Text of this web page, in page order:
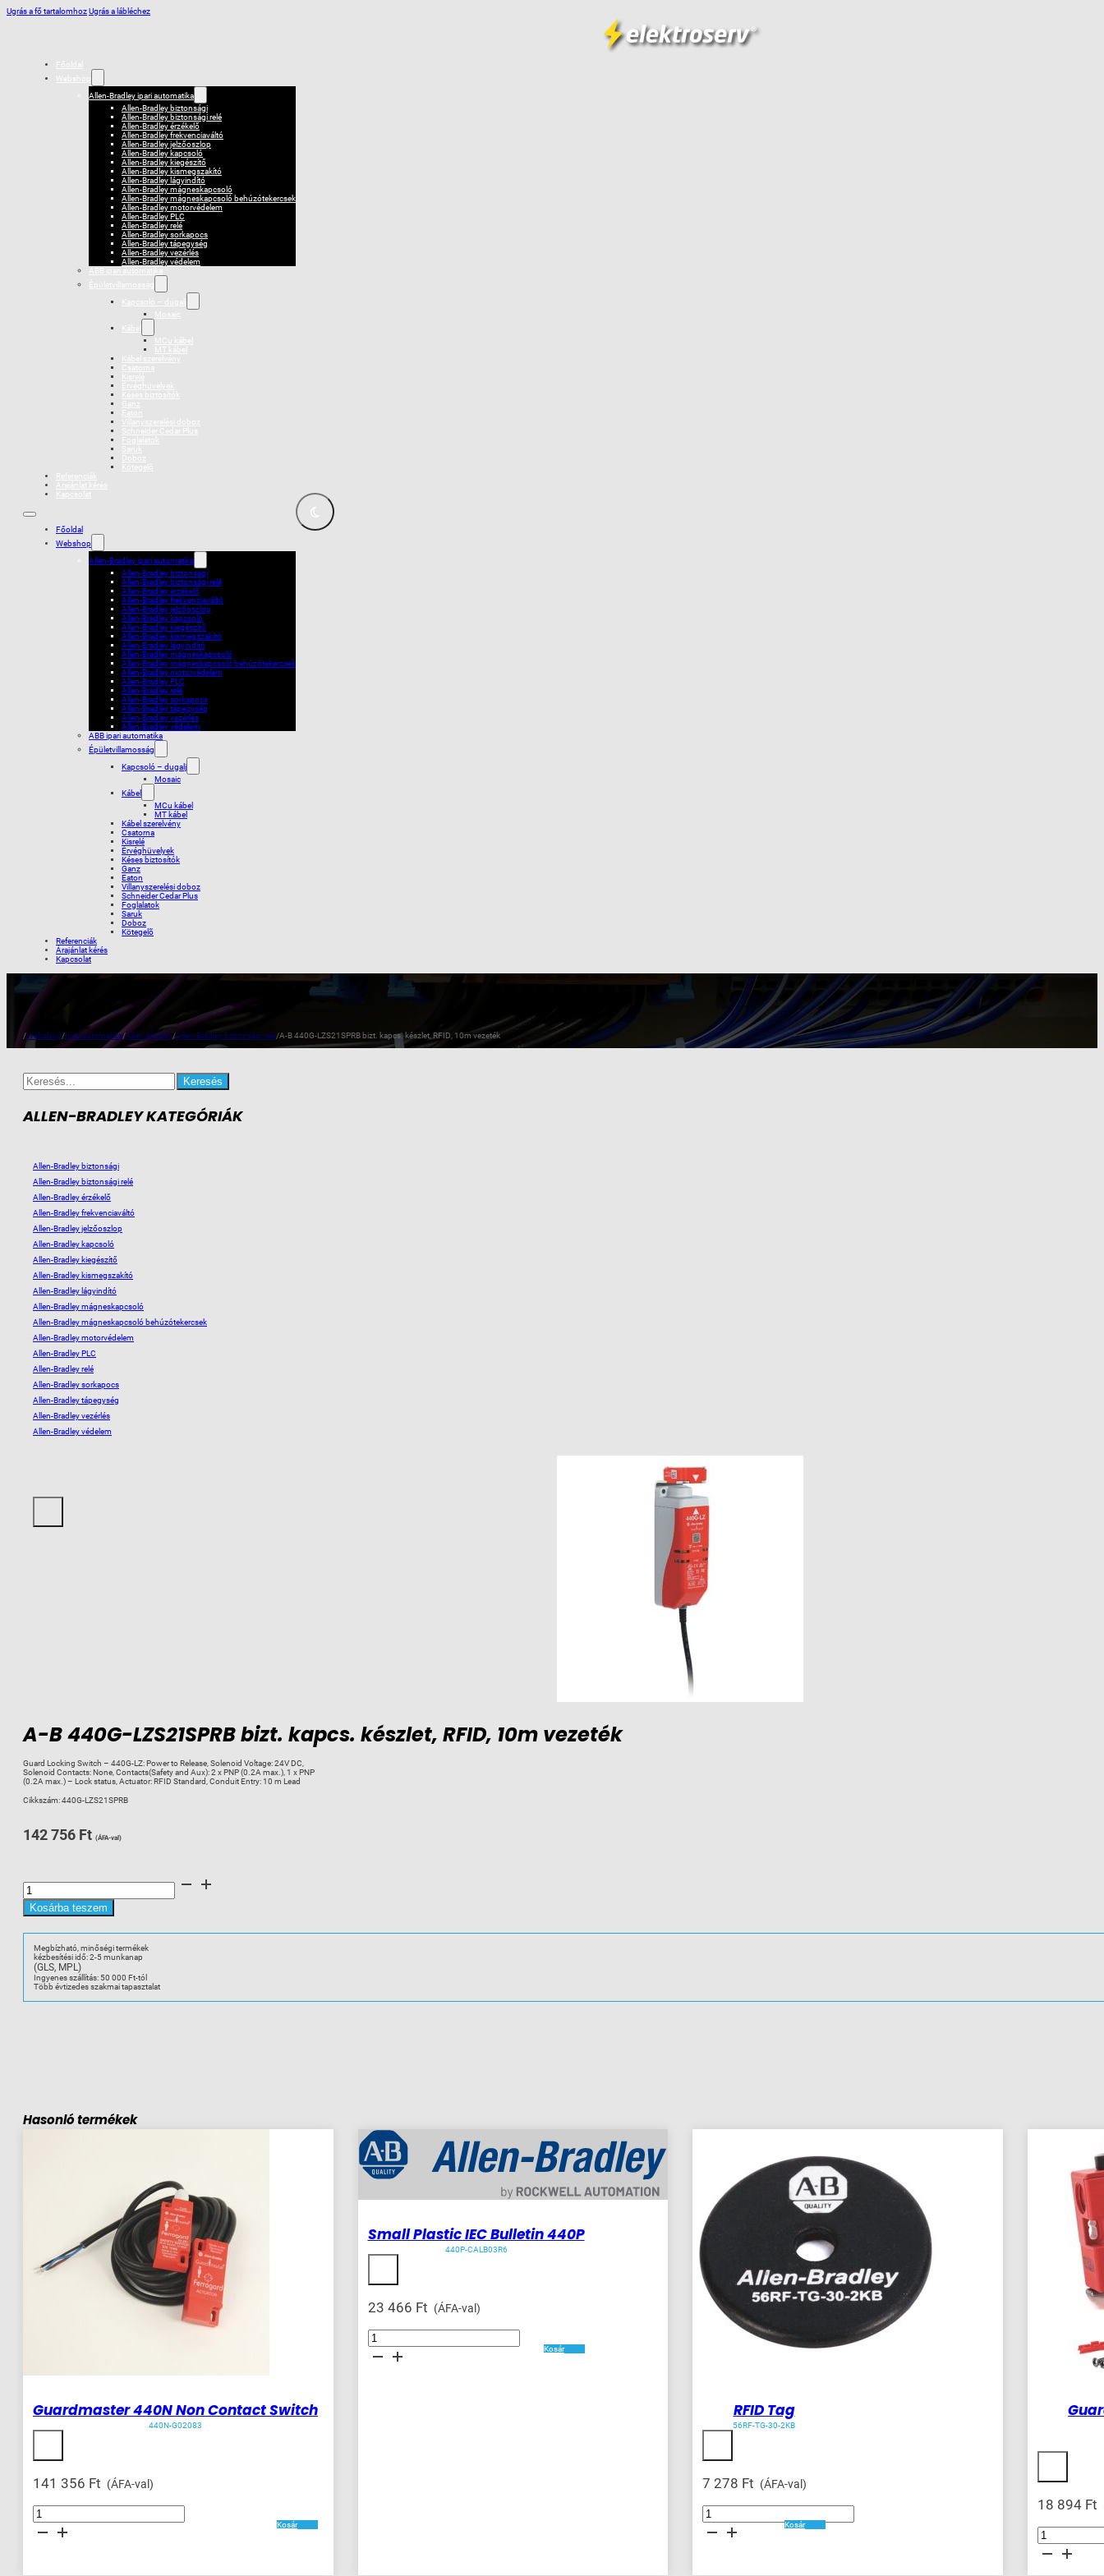
Ugrás a fő tartalomhozUgrás a lábléchez
Főoldal
Webshop
Allen-Bradley ipari automatika
Allen-Bradley biztonsági
Allen-Bradley biztonsági relé
Allen-Bradley érzékelő
Allen-Bradley frekvenciaváltó
Allen-Bradley jelzőoszlop
Allen-Bradley kapcsoló
Allen-Bradley kiegészítő
Allen-Bradley kismegszakító
Allen-Bradley lágyindító
Allen-Bradley mágneskapcsoló
Allen-Bradley mágneskapcsoló behúzótekercsek
Allen-Bradley motorvédelem
Allen-Bradley PLC
Allen-Bradley relé
Allen-Bradley sorkapocs
Allen-Bradley tápegység
Allen-Bradley vezérlés
Allen-Bradley védelem
ABB ipari automatika
Épületvillamosság
Kapcsoló – dugalj
Mosaic
Kábel
MCu kábel
MT kábel
Kábel szerelvény
Csatorna
Kisrelé
Érvéghüvelyek
Késes biztosítók
Ganz
Eaton
Villanyszerelési doboz
Schneider Cedar Plus
Foglalatok
Saruk
Doboz
Kötegelõ
Referenciák
Árajánlat kérés
Kapcsolat
Főoldal
Webshop
Allen-Bradley ipari automatika
Allen-Bradley biztonsági
Allen-Bradley biztonsági relé
Allen-Bradley érzékelő
Allen-Bradley frekvenciaváltó
Allen-Bradley jelzőoszlop
Allen-Bradley kapcsoló
Allen-Bradley kiegészítő
Allen-Bradley kismegszakító
Allen-Bradley lágyindító
Allen-Bradley mágneskapcsoló
Allen-Bradley mágneskapcsoló behúzótekercsek
Allen-Bradley motorvédelem
Allen-Bradley PLC
Allen-Bradley relé
Allen-Bradley sorkapocs
Allen-Bradley tápegység
Allen-Bradley vezérlés
Allen-Bradley védelem
ABB ipari automatika
Épületvillamosság
Kapcsoló – dugalj
Mosaic
Kábel
MCu kábel
MT kábel
Kábel szerelvény
Csatorna
Kisrelé
Érvéghüvelyek
Késes biztosítók
Ganz
Eaton
Villanyszerelési doboz
Schneider Cedar Plus
Foglalatok
Saruk
Doboz
Kötegelõ
Referenciák
Árajánlat kérés
Kapcsolat
/Webshop/Ipari automatika/Allen-Bradley/Allen-Bradley biztonsági relé/A-B 440G-LZS21SPRB bizt. kapcs. készlet, RFID, 10m vezeték
Search
for:
ALLEN-BRADLEY KATEGÓRIÁK
Allen-Bradley biztonsági
Allen-Bradley biztonsági relé
Allen-Bradley érzékelő
Allen-Bradley frekvenciaváltó
Allen-Bradley jelzőoszlop
Allen-Bradley kapcsoló
Allen-Bradley kiegészítő
Allen-Bradley kismegszakító
Allen-Bradley lágyindító
Allen-Bradley mágneskapcsoló
Allen-Bradley mágneskapcsoló behúzótekercsek
Allen-Bradley motorvédelem
Allen-Bradley PLC
Allen-Bradley relé
Allen-Bradley sorkapocs
Allen-Bradley tápegység
Allen-Bradley vezérlés
Allen-Bradley védelem
A-B 440G-LZS21SPRB bizt. kapcs. készlet, RFID, 10m vezeték
Guard Locking Switch – 440G-LZ: Power to Release, Solenoid Voltage: 24V DC,
Solenoid Contacts: None, Contacts(Safety and Aux): 2 x PNP (0.2A max.), 1 x PNP
(0.2A max.) – Lock status, Actuator: RFID Standard, Conduit Entry: 10 m Lead
Cikkszám:440G-LZS21SPRB
142 756 Ft (ÁFA-val)
440G-
LZS21SPRB
bizt.
készlet,
10m
vezeték
mennyiség
Kosárba teszem
Megbízható, minőségi termékek
kézbesítési idő: 2-5 munkanap
(GLS, MPL)
Ingyenes szállítás: 50 000 Ft-tól
Több évtizedes szakmai tapasztalat
Hasonló termékek
Guardmaster 440N Non Contact Switch
440N-G02083
141 356 Ft (ÁFA-val)
Guardmaster
440N
Contact
Kosár
Small Plastic IEC Bulletin 440P
440P-CALB03R6
23 466 Ft (ÁFA-val)
Small
Plastic
Bulletin
Kosár
RFID Tag
56RF-TG-30-2KB
7 278 Ft (ÁFA-val)
RFID
Tag
mennyiség
Kosár
18 894 Ft
Guardmaster
Trojan
Tongue